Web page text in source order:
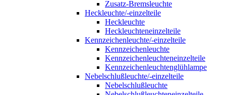
Zusatz-Bremsleuchte
Heckleuchte/-einzelteile
Heckleuchte
Heckleuchteneinzelteile
Kennzeichenleuchte/-einzelteile
Kennzeichenleuchte
Kennzeichenleuchteneinzelteile
Kennzeichenleuchtenglühlampe
Nebelschlußleuchte/-einzelteile
Nebelschlußleuchte